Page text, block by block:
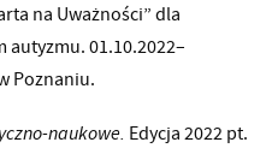
na Uważności” dla
01.10.2022–
Poznaniu.
naukowe. Edycja 2022 pt.